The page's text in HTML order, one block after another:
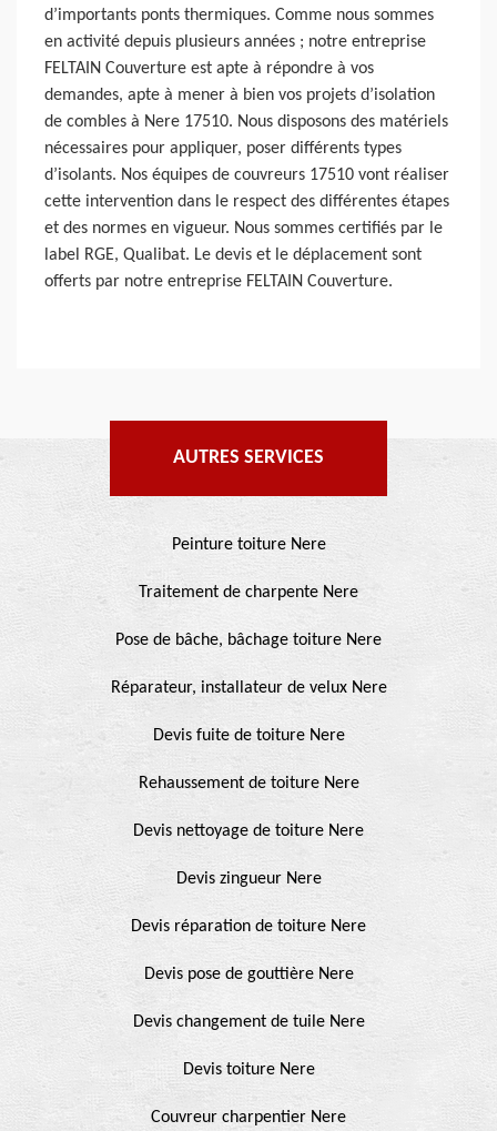
d’importants ponts thermiques. Comme nous sommes
en activité depuis plusieurs années ; notre entreprise
FELTAIN Couverture est apte à répondre à vos
demandes, apte à mener à bien vos projets d’isolation
de combles à Nere 17510. Nous disposons des matériels
nécessaires pour appliquer, poser différents types
d’isolants. Nos équipes de couvreurs 17510 vont réaliser
cette intervention dans le respect des différentes étapes
et des normes en vigueur. Nous sommes certifiés par le
label RGE, Qualibat. Le devis et le déplacement sont
offerts par notre entreprise FELTAIN Couverture.
AUTRES SERVICES
Peinture toiture Nere
Traitement de charpente Nere
Pose de bâche, bâchage toiture Nere
Réparateur, installateur de velux Nere
Devis fuite de toiture Nere
Rehaussement de toiture Nere
Devis nettoyage de toiture Nere
Devis zingueur Nere
Devis réparation de toiture Nere
Devis pose de gouttière Nere
Devis changement de tuile Nere
Devis toiture Nere
Couvreur charpentier Nere